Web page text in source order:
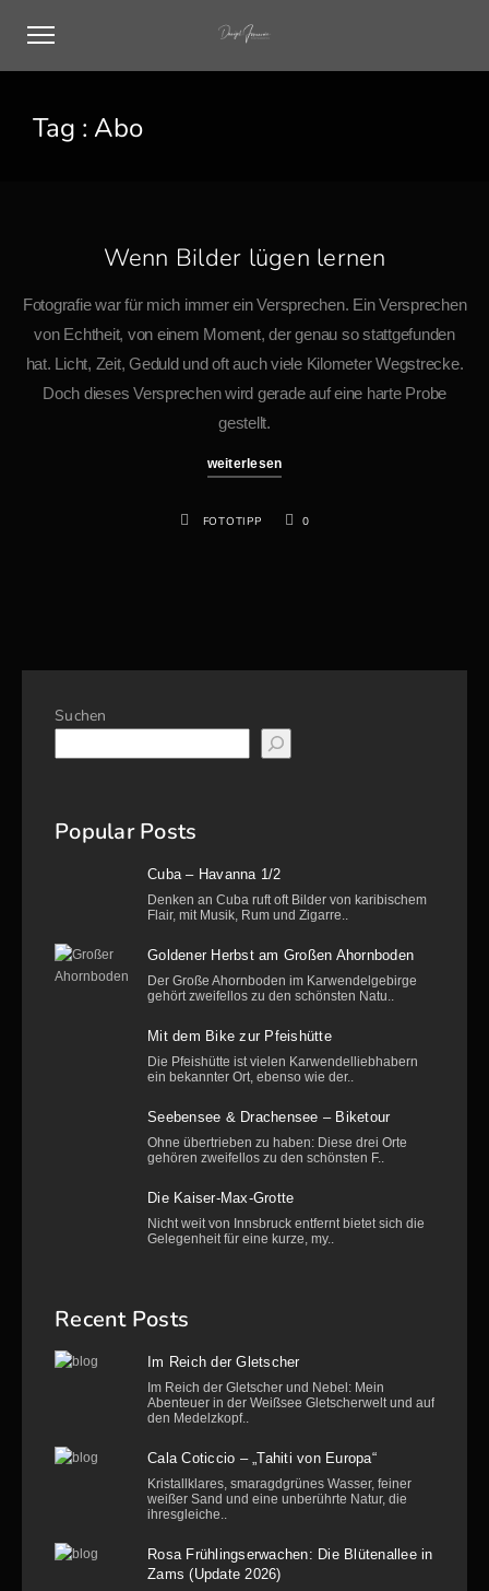
Tag : Abo
Wenn Bilder lügen lernen
Fotografie war für mich immer ein Versprechen. Ein Versprechen
von Echtheit, von einem Moment, der genau so stattgefunden
hat. Licht, Zeit, Geduld und oft auch viele Kilometer Wegstrecke.
Doch dieses Versprechen wird gerade auf eine harte Probe
gestellt.
weiterlesen
FOTOTIPP 0
Suchen
Popular Posts
Cuba – Havanna 1/2
Denken an Cuba ruft oft Bilder von karibischem
Flair, mit Musik, Rum und Zigarre..
Goldener Herbst am Großen Ahornboden
Der Große Ahornboden im Karwendelgebirge
gehört zweifellos zu den schönsten Natu..
Mit dem Bike zur Pfeishütte
Die Pfeishütte ist vielen Karwendelliebhabern
ein bekannter Ort, ebenso wie der..
Seebensee & Drachensee – Biketour
Ohne übertrieben zu haben: Diese drei Orte
gehören zweifellos zu den schönsten F..
Die Kaiser-Max-Grotte
Nicht weit von Innsbruck entfernt bietet sich die
Gelegenheit für eine kurze, my..
Recent Posts
Im Reich der Gletscher
Im Reich der Gletscher und Nebel: Mein
Abenteuer in der Weißsee Gletscherwelt und auf
den Medelzkopf..
Cala Coticcio – „Tahiti von Europa“
Kristallklares, smaragdgrünes Wasser, feiner
weißer Sand und eine unberührte Natur, die
ihresgleiche..
Rosa Frühlingserwachen: Die Blütenallee in
Zams (Update 2026)